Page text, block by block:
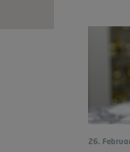
26.